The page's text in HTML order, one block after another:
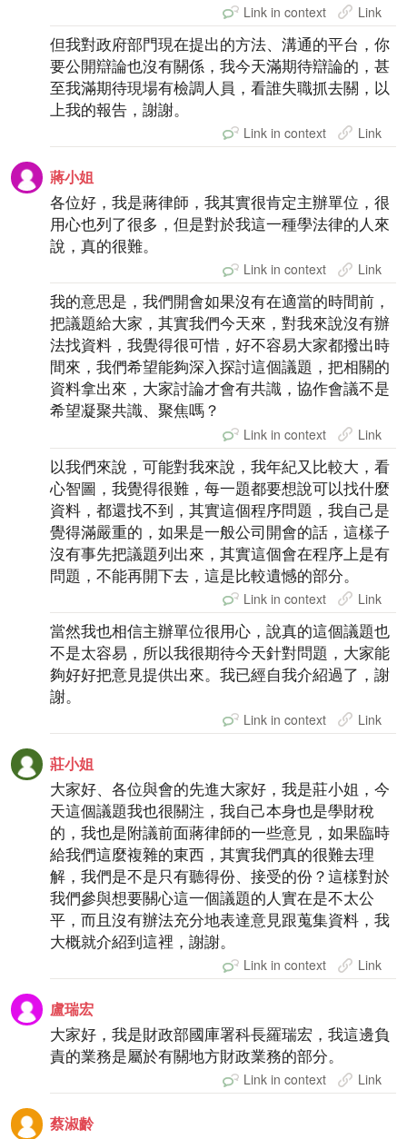
Link in context Link
但我對政府部門現在提出的方法、溝通的平台，你
要公開辯論也沒有關係，我今天滿期待辯論的，甚
至我滿期待現場有檢調人員，看誰失職抓去關，以
上我的報告，謝謝。
Link in context Link
蔣小姐
各位好，我是蔣律師，我其實很肯定主辦單位，很
用心也列了很多，但是對於我這一種學法律的人來
說，真的很難。
Link in context Link
我的意思是，我們開會如果沒有在適當的時間前，
把議題給大家，其實我們今天來，對我來說沒有辦
法找資料，我覺得很可惜，好不容易大家都撥出時
間來，我們希望能夠深入探討這個議題，把相關的
資料拿出來，大家討論才會有共識，協作會議不是
希望凝聚共識、聚焦嗎？
Link in context Link
以我們來說，可能對我來說，我年紀又比較大，看
心智圖，我覺得很難，每一題都要想說可以找什麼
資料，都還找不到，其實這個程序問題，我自己是
覺得滿嚴重的，如果是一般公司開會的話，這樣子
沒有事先把議題列出來，其實這個會在程序上是有
問題，不能再開下去，這是比較遺憾的部分。
Link in context Link
當然我也相信主辦單位很用心，說真的這個議題也
不是太容易，所以我很期待今天針對問題，大家能
夠好好把意見提供出來。我已經自我介紹過了，謝
謝。
Link in context Link
莊小姐
大家好、各位與會的先進大家好，我是莊小姐，今
天這個議題我也很關注，我自己本身也是學財稅
的，我也是附議前面蔣律師的一些意見，如果臨時
給我們這麼複雜的東西，其實我們真的很難去理
解，我們是不是只有聽得份、接受的份？這樣對於
我們參與想要關心這一個議題的人實在是不太公
平，而且沒有辦法充分地表達意見跟蒐集資料，我
大概就介紹到這裡，謝謝。
Link in context Link
盧瑞宏
大家好，我是財政部國庫署科長羅瑞宏，我這邊負
責的業務是屬於有關地方財政業務的部分。
Link in context Link
蔡淑齡